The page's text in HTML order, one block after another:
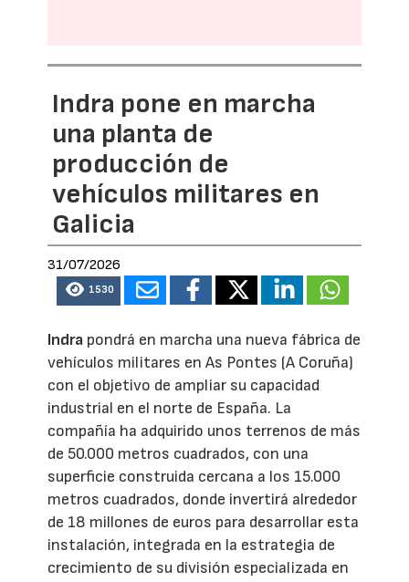
Indra pone en marcha
una planta de
producción de
vehículos militares en
Galicia
31/07/2026
1530
Indra pondrá en marcha una nueva fábrica de
vehículos militares en As Pontes (A Coruña)
con el objetivo de ampliar su capacidad
industrial en el norte de España. La
compañía ha adquirido unos terrenos de más
de 50.000 metros cuadrados, con una
superficie construida cercana a los 15.000
metros cuadrados, donde invertirá alrededor
de 18 millones de euros para desarrollar esta
instalación, integrada en la estrategia de
crecimiento de su división especializada en